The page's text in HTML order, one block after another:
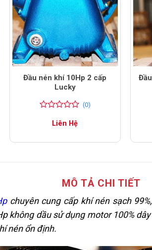
Đầu nén khí 10Hp 2 cấp
Lucky
(0)
Liên Hệ
MÔ TẢ CHI TIẾT
chuyên cung cấp khí nén sạch
không dầu sử dụng motor 100%
nén ổn định.